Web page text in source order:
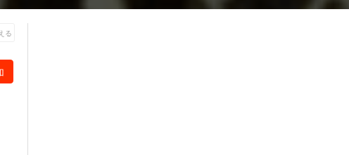
る